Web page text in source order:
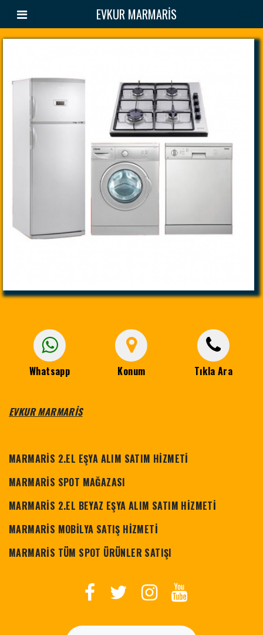
EVKUR MARMARİS
Whatsapp Konum Tıkla Ara
EVKUR MARMARİS
MARMARİS 2.EL EŞYA ALIM SATIM HİZMETİ
MARMARİS SPOT MAĞAZASI
MARMARİS 2.EL BEYAZ EŞYA ALIM SATIM HİZMETİ
MARMARİS MOBİLYA SATIŞ HİZMETİ
MARMARİS TÜM SPOT ÜRÜNLER SATIŞI